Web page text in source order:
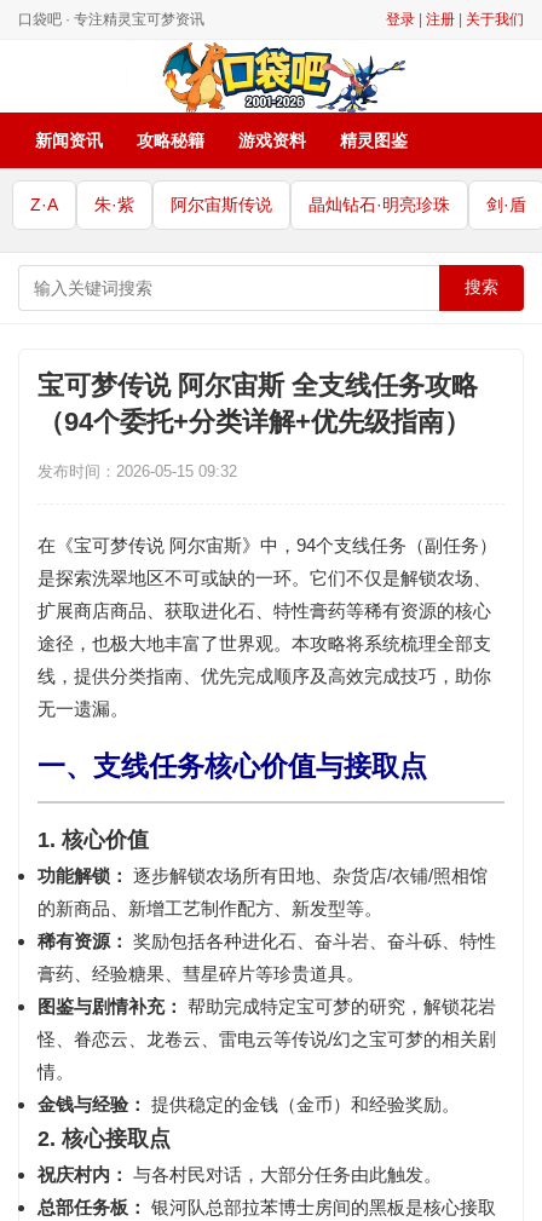
口袋吧 · 专注精灵宝可梦资讯 登录 注册 关于我们
新闻资讯 攻略秘籍 游戏资料 精灵图鉴
Z·A 朱·紫 阿尔宙斯传说 晶灿钻石·明亮珍珠 剑·盾
搜索
宝可梦传说 阿尔宙斯 全支线任务攻略
（94个委托+分类详解+优先级指南）
发布时间：2026-05-15 09:32
在《宝可梦传说 阿尔宙斯》中， 94个支线任务（副任务）
是探索洗翠地区不可或缺的一环。它们不仅是解锁农场、
扩展商店商品、获取进化石、特性膏药等稀有资源的核心
途径，也极大地丰富了世界观。本攻略将系统梳理全部支
线，提供分类指南、优先完成顺序及高效完成技巧 ，助你
无一遗漏。
一、支线任务核心价值与接取点
1. 核心价值
功能解锁： 逐步解锁农场所有田地、杂货店/衣铺/照相馆
的新商品、新增工艺制作配方、新发型等。
稀有资源： 奖励包括各种进化石、奋斗岩、奋斗砾、特性
膏药、经验糖果、彗星碎片等珍贵道具。
图鉴与剧情补充： 帮助完成特定宝可梦的研究，解锁花岩
怪、眷恋云、龙卷云、雷电云等传说/幻之宝可梦的相关剧
情。
金钱与经验： 提供稳定的金钱（金币）和经验奖励。
2. 核心接取点
祝庆村内： 与各村民对话，大部分任务由此触发。
总部任务板： 银河队总部拉苯博士房间的黑板是核心接取